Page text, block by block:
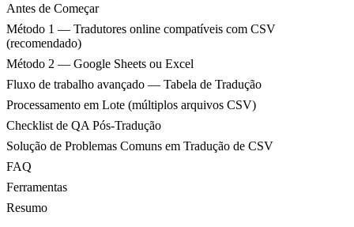
Antes de Começar
Método 1 — Tradutores online compatíveis com CSV
(recomendado)
Método 2 — Google Sheets ou Excel
Fluxo de trabalho avançado — Tabela de Tradução
Processamento em Lote (múltiplos arquivos CSV)
Checklist de QA Pós-Tradução
Solução de Problemas Comuns em Tradução de CSV
FAQ
Ferramentas
Resumo